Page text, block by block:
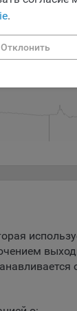
.
Отклонить
сайта
на
помощью
совершать
файлов
Июль 19